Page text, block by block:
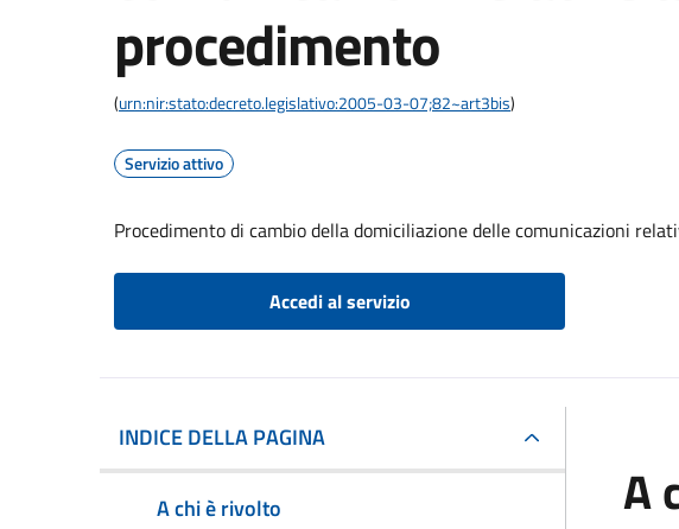
procedimento
(urn:nir:stato:decreto.legislativo:2005-03-07;82~art3bis)
Servizio attivo
Procedimento di cambio della domiciliazione delle comunicazioni
Accedi al servizio
INDICE DELLA PAGINA
A chi è rivolto
A